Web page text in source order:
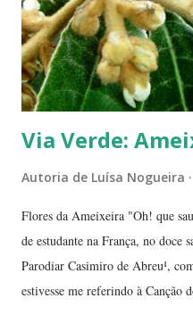
Via Verde:
Autoria de Luísa Nogueira
Flores da Ameixeira "Oh! que
de estudante na França, no doce
Parodiar Casimiro de Abreu¹,
estivesse me referindo à